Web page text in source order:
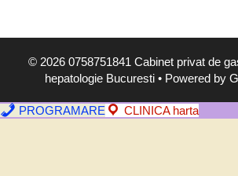
p
o
m
© 2026 0758751841 Cabinet privat de
hepatologie Bucuresti• Powered by
PROGRAMARE CLINICA harta